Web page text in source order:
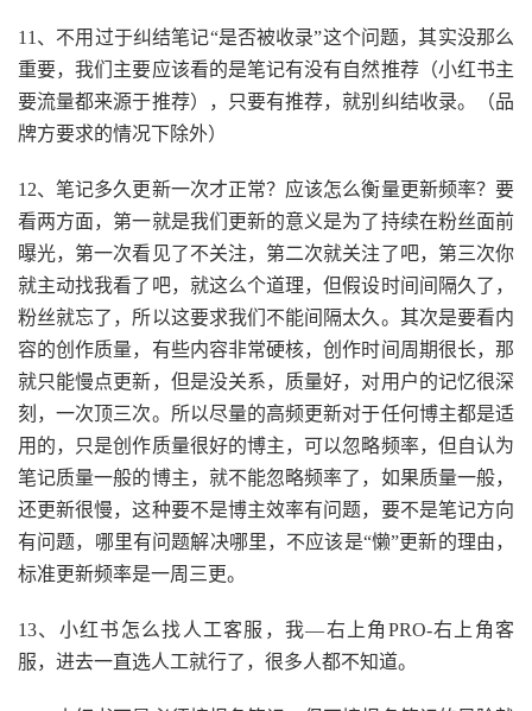
11、不用过于纠结笔记“是否被收录”这个问题，其实没那么
重要，我们主要应该看的是笔记有没有自然推荐（小红书主
要流量都来源于推荐），只要有推荐，就别纠结收录。（品
牌方要求的情况下除外）
12、笔记多久更新一次才正常？应该怎么衡量更新频率？要
看两方面，第一就是我们更新的意义是为了持续在粉丝面前
曝光，第一次看见了不关注，第二次就关注了吧，第三次你
就主动找我看了吧，就这么个道理，但假设时间间隔久了，
粉丝就忘了，所以这要求我们不能间隔太久。其次是要看内
容的创作质量，有些内容非常硬核，创作时间周期很长，那
就只能慢点更新，但是没关系，质量好，对用户的记忆很深
刻，一次顶三次。所以尽量的高频更新对于任何博主都是适
用的，只是创作质量很好的博主，可以忽略频率，但自认为
笔记质量一般的博主，就不能忽略频率了，如果质量一般，
还更新很慢，这种要不是博主效率有问题，要不是笔记方向
有问题，哪里有问题解决哪里，不应该是“懒”更新的理由，
标准更新频率是一周三更。
13、小红书怎么找人工客服，我—右上角PRO-右上角客
服，进去一直选人工就行了，很多人都不知道。